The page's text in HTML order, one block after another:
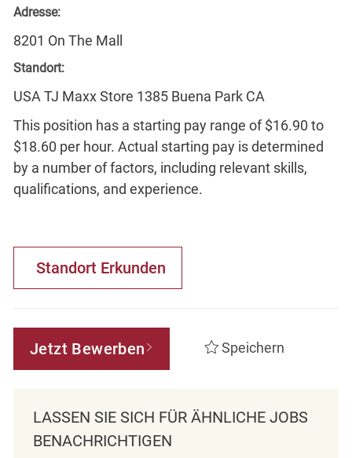
Adresse:
8201 On The Mall
Standort:
USA TJ Maxx Store 1385 Buena Park CA
This position has a starting pay range of $16.90 to
$18.60 per hour. Actual starting pay is determined
by a number of factors, including relevant skills,
qualifications, and experience.
Standort Erkunden
Jetzt Bewerben Speichern
LASSEN SIE SICH FÜR ÄHNLICHE JOBS
BENACHRICHTIGEN